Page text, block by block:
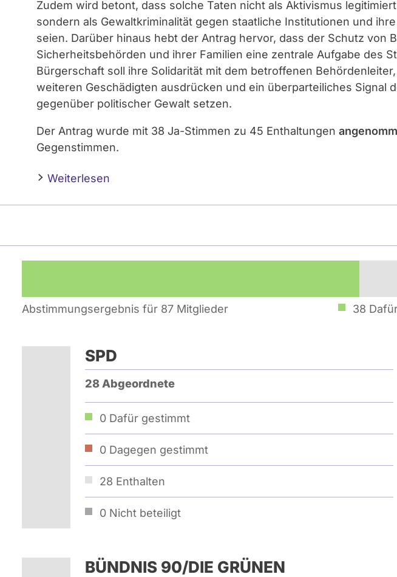
Zudem wird betont, dass solche Taten nicht als Aktivismus
sondern als Gewaltkriminalität gegen staatliche Institutionen und
seien. Darüber hinaus hebt der Antrag hervor, dass der Schutz von
Sicherheitsbehörden und ihrer Familien eine zentrale Aufgabe des
Bürgerschaft soll ihre Solidarität mit dem betroffenen
weiteren Geschädigten ausdrücken und ein überparteiliches Signal
gegenüber politischer Gewalt setzen.
Der Antrag wurde mit 38 Ja-Stimmen zu 45 Enthaltungen
Gegenstimmen.
Weiterlesen
Abstimmungsergebnis für 87 Mitglieder 38
SPD
28 Abgeordnete
0 Dafür gestimmt
0 Dagegen gestimmt
28 Enthalten
0 Nicht beteiligt
BÜNDNIS 90/­DIE GRÜNEN